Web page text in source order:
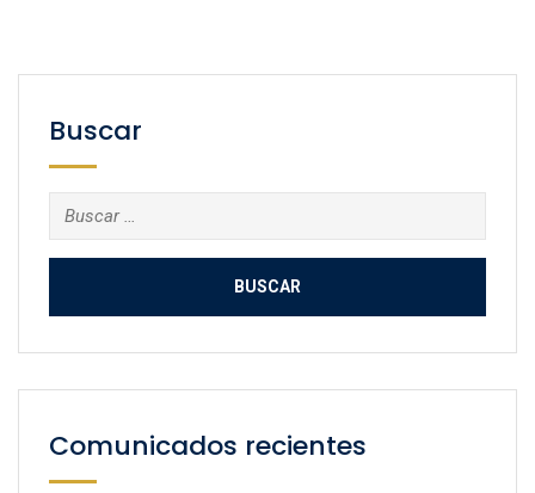
Buscar
Buscar:
Comunicados recientes